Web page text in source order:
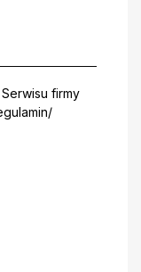
firmy